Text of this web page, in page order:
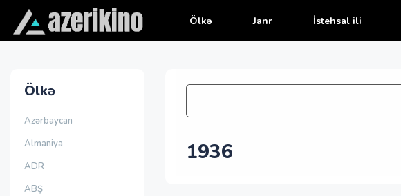
Ölkə Janr İstehsal ili
Ölkə
Azərbaycan
Almaniya
ADR
ABŞ
1936